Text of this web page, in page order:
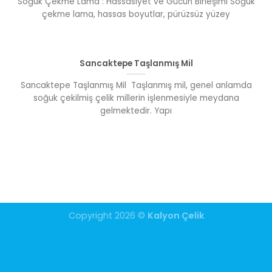
çekme lama, hassas boyutlar, pürüzsüz yüzey
Sancaktepe Taşlanmış Mil
Sancaktepe Taşlanmış Mil Taşlanmış mil, genel anlamda
soğuk çekilmiş çelik millerin işlenmesiyle meydana
gelmektedir. Yapı
Copyright 2026 © Kalyon Çelik